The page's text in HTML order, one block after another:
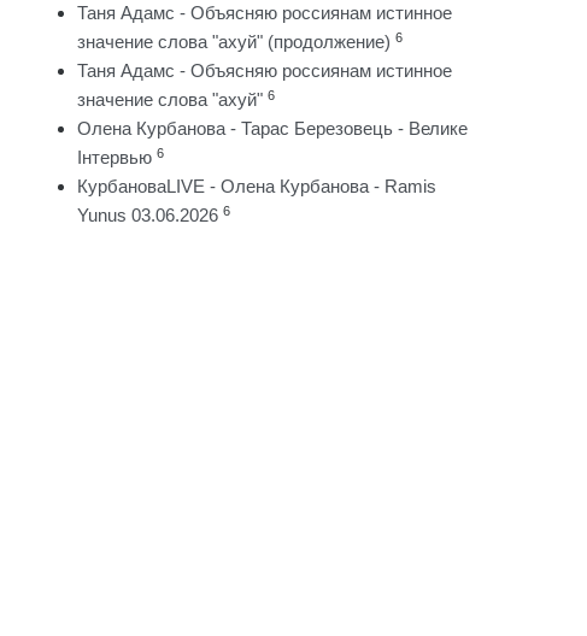
Таня Адамс - Объясняю россиянам истинное
значение слова "ахуй" (продолжение) 6
Таня Адамс - Объясняю россиянам истинное
значение слова "ахуй" 6
Олена Курбанова - Тарас Березовець - Велике
Інтервью 6
КурбановаLIVE - Олена Курбанова - Ramis
Yunus 03.06.2026 6